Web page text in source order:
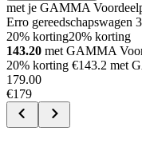
met je GAMMA
Erro gereedschapswagen
20% korting20% korting
143.20 met GAMMA
20% korting €143.2 met
179.00
€179